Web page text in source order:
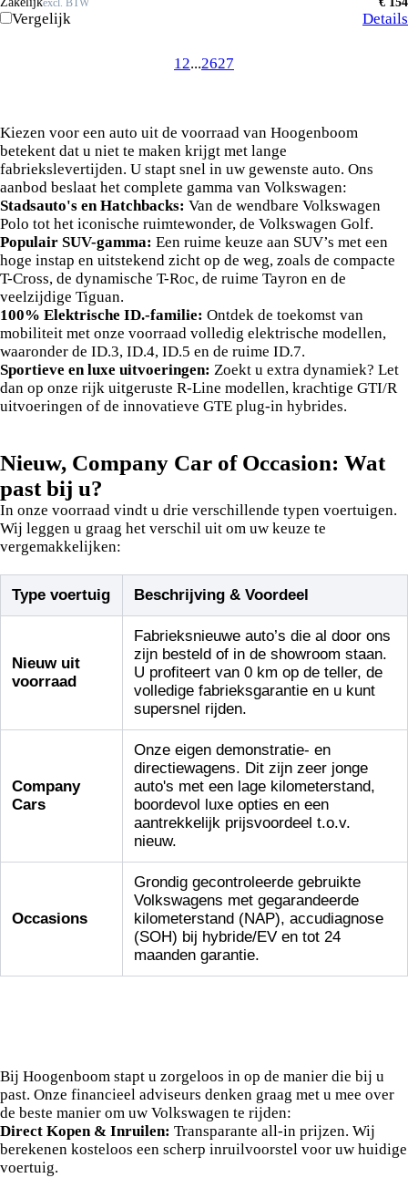
excl. BTW
Vergelijk Details
1 2...2627
Kiezen voor een auto uit de voorraad van Hoogenboom
betekent dat u niet te maken krijgt met lange
fabriekslevertijden. U stapt snel in uw gewenste auto. Ons
aanbod beslaat het complete gamma van Volkswagen:
Stadsauto's en Hatchbacks: Van de wendbare Volkswagen
Polo tot het iconische ruimtewonder, de Volkswagen Golf.
Populair SUV-gamma: Een ruime keuze aan SUV’s met een
hoge instap en uitstekend zicht op de weg, zoals de compacte
T-Cross, de dynamische T-Roc, de ruime Tayron en de
veelzijdige Tiguan.
100% Elektrische ID.-familie: Ontdek de toekomst van
mobiliteit met onze voorraad volledig elektrische modellen,
waaronder de ID.3, ID.4, ID.5 en de ruime ID.7.
Sportieve en luxe uitvoeringen: Zoekt u extra dynamiek? Let
dan op onze rijk uitgeruste R-Line modellen, krachtige GTI/R
uitvoeringen of de innovatieve GTE plug-in hybrides.
Nieuw, Company Car of Occasion: Wat
past bij u?
In onze voorraad vindt u drie verschillende typen voertuigen.
Wij leggen u graag het verschil uit om uw keuze te
vergemakkelijken:
Type voertuig Beschrijving & Voordeel
Nieuw uit
voorraad
Fabrieksnieuwe auto’s die al door ons
zijn besteld of in de showroom staan.
U profiteert van 0 km op de teller, de
volledige fabrieksgarantie en u kunt
supersnel rijden.
Company
Cars
Onze eigen demonstratie- en
directiewagens. Dit zijn zeer jonge
auto's met een lage kilometerstand,
boordevol luxe opties en een
aantrekkelijk prijsvoordeel t.o.v.
nieuw.
Occasions
Grondig gecontroleerde gebruikte
Volkswagens met gegarandeerde
kilometerstand (NAP), accudiagnose
(SOH) bij hybride/EV en tot 24
maanden garantie.
Bij Hoogenboom stapt u zorgeloos in op de manier die bij u
past. Onze financieel adviseurs denken graag met u mee over
de beste manier om uw Volkswagen te rijden:
Direct Kopen & Inruilen: Transparante all-in prijzen. Wij
berekenen kosteloos een scherp inruilvoorstel voor uw huidige
voertuig.